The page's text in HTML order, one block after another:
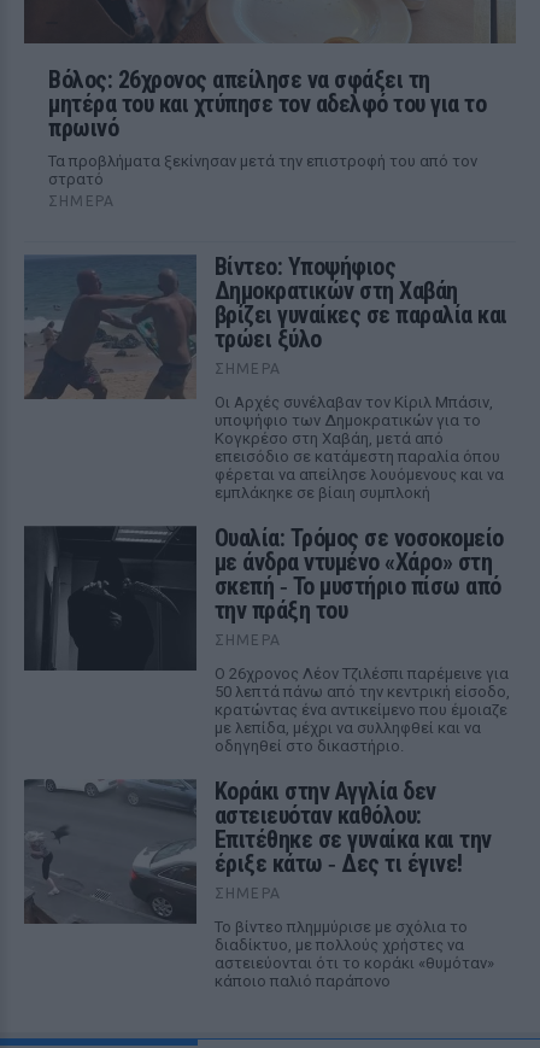
Βόλος: 26χρονος απείλησε να σφάξει τη
μητέρα του και χτύπησε τον αδελφό του για το
πρωινό
Τα προβλήματα ξεκίνησαν μετά την επιστροφή του από τον
στρατό
ΣΉΜΕΡΑ
Βίντεο: Υποψήφιος
Δημοκρατικών στη Χαβάη
βρίζει γυναίκες σε παραλία και
τρώει ξύλο
ΣΉΜΕΡΑ
Οι Αρχές συνέλαβαν τον Κίριλ Μπάσιν,
υποψήφιο των Δημοκρατικών για το
Κογκρέσο στη Χαβάη, μετά από
επεισόδιο σε κατάμεστη παραλία όπου
φέρεται να απείλησε λουόμενους και να
εμπλάκηκε σε βίαιη συμπλοκή
Ουαλία: Τρόμος σε νοσοκομείο
με άνδρα ντυμένο «Χάρο» στη
σκεπή ‑ Το μυστήριο πίσω από
την πράξη του
ΣΉΜΕΡΑ
Ο 26χρονος Λέον Τζιλέσπι παρέμεινε για
50 λεπτά πάνω από την κεντρική είσοδο,
κρατώντας ένα αντικείμενο που έμοιαζε
με λεπίδα, μέχρι να συλληφθεί και να
οδηγηθεί στο δικαστήριο.
Kοράκι στην Αγγλία δεν
αστειευόταν καθόλου:
Επιτέθηκε σε γυναίκα και την
έριξε κάτω ‑ Δες τι έγινε!
ΣΉΜΕΡΑ
Το βίντεο πλημμύρισε με σχόλια το
διαδίκτυο, με πολλούς χρήστες να
αστειεύονται ότι το κοράκι «θυμόταν»
κάποιο παλιό παράπονο